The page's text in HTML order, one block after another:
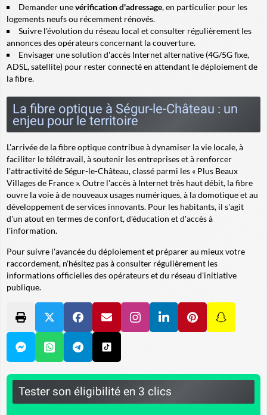
Demander unevérification d'adressage, en particulier pour les
logements neufs ou récemment rénovés.
Suivre l'évolution du réseau local et consulter régulièrement les
annonces des opérateurs concernant la couverture.
Envisager une solution d'accès Internet alternative (4G/5G fixe,
ADSL, satellite) pour rester connecté en attendant le déploiement de
la fibre.
La fibre optique à Ségur-le-Château : un
enjeu pour le territoire
L'arrivée de la fibre optique contribue à dynamiser la vie locale, à
faciliter le télétravail, à soutenir les entreprises et à renforcer
l'attractivité de Ségur-le-Château, classé parmi les « Plus Beaux
Villages de France ». Outre l'accès à Internet très haut débit, la fibre
ouvre la voie à de nouveaux usages numériques, à la domotique et au
développement de services innovants. Pour les habitants, il s'agit
d'un atout en termes de confort, d'éducation et d'accès à
l'information.
Pour suivre l'avancée du déploiement et préparer au mieux votre
raccordement, n'hésitez pas à consulter régulièrement les
informations officielles des opérateurs et du réseau d'initiative
publique.
Tester son éligibilité en 3 clics